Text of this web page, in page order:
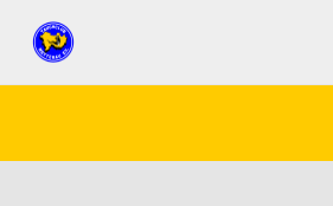
Inhalt